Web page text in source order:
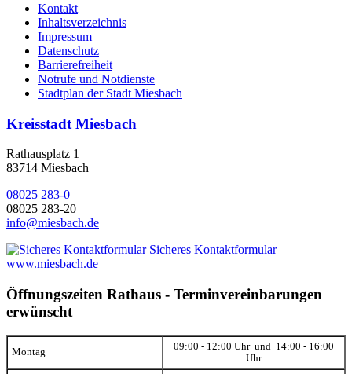
Kontakt
Inhaltsverzeichnis
Impressum
Datenschutz
Barrierefreiheit
Notrufe und Notdienste
Stadtplan der Stadt Miesbach
Kreisstadt Miesbach
Rathausplatz 1
83714 Miesbach
08025 283-0
08025 283-20
info@miesbach.de
Sicheres Kontaktformular
www.miesbach.de
Öffnungszeiten Rathaus - Terminvereinbarungen
erwünscht
Montag
09:00 - 12:00 Uhr und 14:00 - 16:00
Uhr